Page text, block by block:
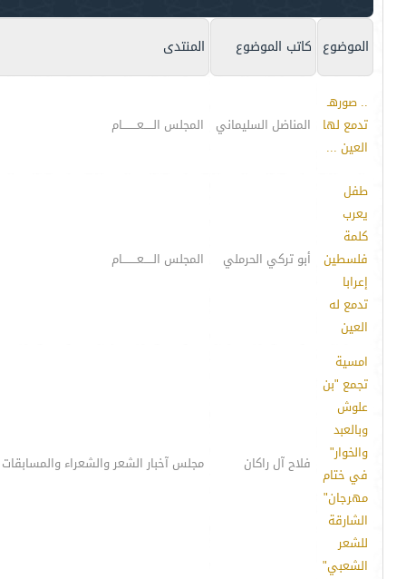
الموضوع كاتب الموضوع المنتدى
.. صورهـ
تدمع لها
العين ...
المناضل السليماني المجلس الـــــعــــــــام
طفل
يعرب
كلمة
فلسطين
إعرابا
تدمع له
العين
أبو تركي الحرملي المجلس الـــــعــــــــام
امسية
تجمع "بن
علوش
وبالعبد
والخوار"
في ختام
مهرجان"
الشارقة
للشعر
الشعبي"
فلاح آل راكان مجلس آخبار الشعر والشعراء